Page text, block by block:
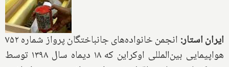
ایران استار:
انجمن خانواده‌های جانباختگان پرواز شماره ۷۵۲
هواپیمایی بین‌المللی اوکراین که ۱۸ دیماه سال ۱۳۹۸ توسط